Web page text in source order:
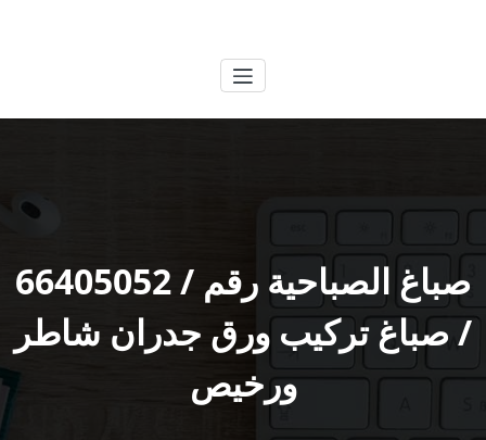
صباغ الصباحية رقم / 66405052
/ صباغ تركيب ورق جدران شاطر
ورخيص